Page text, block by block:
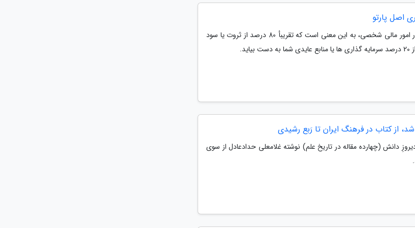
اصل پارتو
استفاده از اصل پارتو در امور مالی شخصی، به این معنی است که تقریبأ 80 درصد از ثروت یا سود
از کتاب در فرهنگ ایران تا رَبع رشیدی
دانش (چهارده مقاله در تاریخ علم) نوشته غلامعلی حدادعادل از سوی